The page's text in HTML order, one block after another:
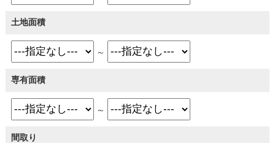
土地面積
～
専有面積
～
間取り